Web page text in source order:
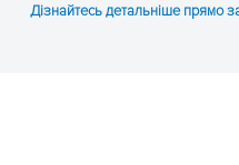
Дізнайтесь детальніше прямо